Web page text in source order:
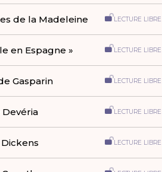
de la Madeleine LECTURE LIBRE
en Espagne » LECTURE LIBRE
Gasparin LECTURE LIBRE
Devéria LECTURE LIBRE
Dickens LECTURE LIBRE